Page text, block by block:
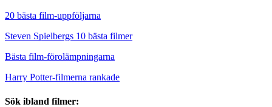
20 bästa film-uppföljarna
Steven Spielbergs 10 bästa filmer
Bästa film-förolämpningarna
Harry Potter-filmerna rankade
Sök ibland filmer: